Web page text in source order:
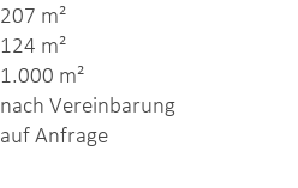
207 m²
124 m²
1.000 m²
nach Vereinbarung
auf Anfrage